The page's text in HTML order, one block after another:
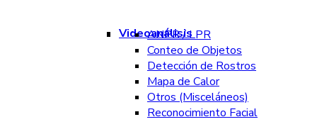
Videoanálisis
ANPR / LPR
Conteo de Objetos
Detección de Rostros
Mapa de Calor
Otros (Misceláneos)
Reconocimiento Facial